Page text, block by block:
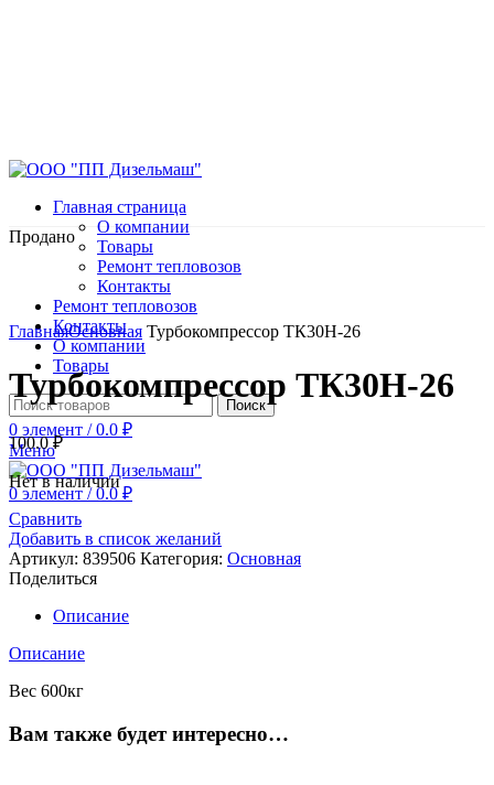
Главная страница
О компании
Товары
Ремонт тепловозов
Контакты
Ремонт тепловозов
Контакты
О компании
Товары
Поиск
0 элемент / 0.0 ₽
Меню
0элемент / 0.0₽
Продано
Нажмите, чтобы увеличить
ГлавнаяОсновная Турбокомпрессор ТК30Н-26
Турбокомпрессор ТК30Н-26
100.0₽
Нет в наличии
Сравнить
Добавить в список желаний
Артикул: 839506 Категория: Основная
Поделиться
Описание
Описание
Вес 600кг
Вам также будет интересно…